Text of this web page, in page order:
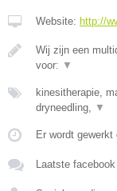
Website: http://
Wij zijn een
voor: ▼
kinesitherapie,
dryneedling,
▼
Er wordt gewerkt
Laatste